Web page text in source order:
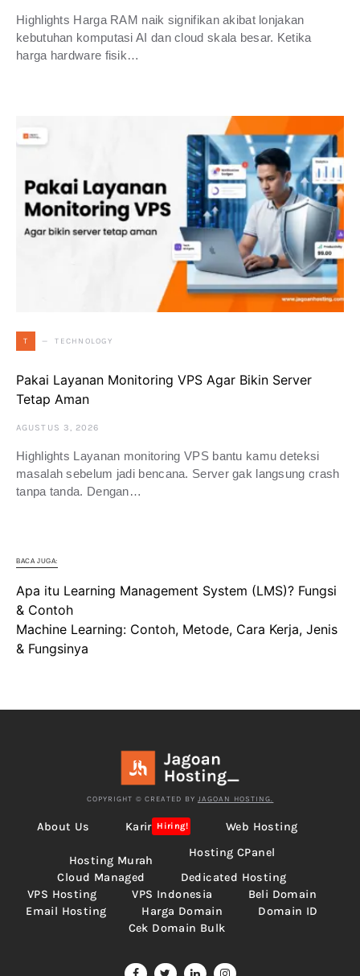
Highlights Harga RAM naik signifikan akibat lonjakan
kebutuhan komputasi AI dan cloud skala besar. Ketika
harga hardware fisik…
T TECHNOLOGY
Pakai Layanan Monitoring VPS Agar Bikin Server
Tetap Aman
AGUSTUS 3, 2026
Highlights Layanan monitoring VPS bantu kamu deteksi
masalah sebelum jadi bencana. Server gak langsung crash
tanpa tanda. Dengan…
BACA JUGA:
Apa itu Learning Management System (LMS)? Fungsi
& Contoh
Machine Learning: Contoh, Metode, Cara Kerja, Jenis
& Fungsinya
COPYRIGHT © CREATED BY JAGOAN HOSTING.
About Us Karir Hiring! Web Hosting
Hosting Murah
Hosting CPanel
Cloud Managed
Dedicated Hosting
VPS Hosting
VPS Indonesia
Beli Domain
Email Hosting
Harga Domain
Domain ID
Cek Domain Bulk